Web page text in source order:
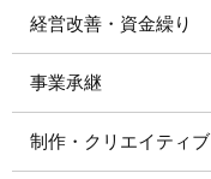
経営改善・資金繰り
事業承継
制作・クリエイティブ